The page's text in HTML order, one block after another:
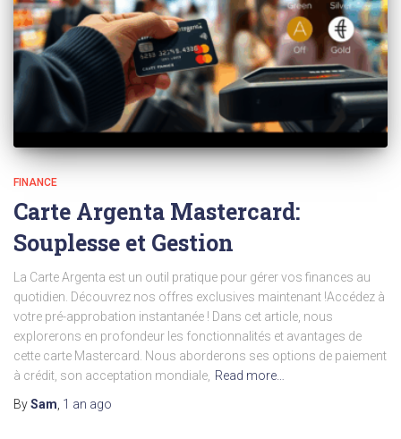
FINANCE
Carte Argenta Mastercard:
Souplesse et Gestion
La Carte Argenta est un outil pratique pour gérer vos finances au
quotidien. Découvrez nos offres exclusives maintenant !Accédez à
votre pré-approbation instantanée ! Dans cet article, nous
explorerons en profondeur les fonctionnalités et avantages de
cette carte Mastercard. Nous aborderons ses options de paiement
à crédit, son acceptation mondiale, Read more…
BySam 1 an ago